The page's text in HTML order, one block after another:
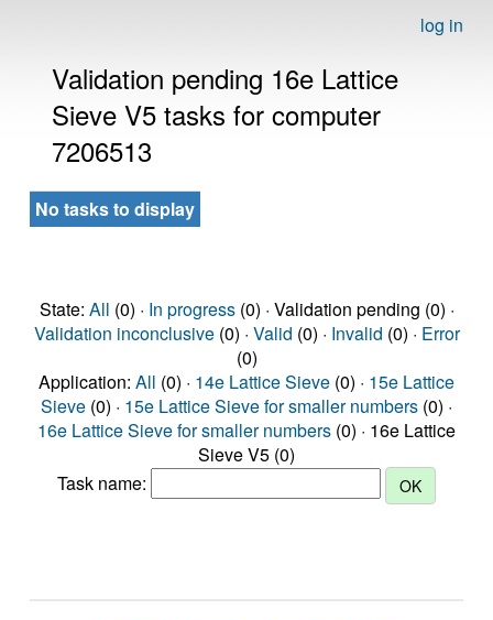
log in
Validation pending 16e Lattice
Sieve V5 tasks for computer
7206513
No tasks to display
State: All (0) · In progress(0) · Validation pending (0) ·
Validation inconclusive(0) · Valid (0) · Invalid (0) · Error
(0)
Application: All (0) · 14e Lattice Sieve (0) · 15e Lattice
Sieve (0) · 15e Lattice Sieve for smaller numbers (0) ·
16e Lattice Sieve for smaller numbers (0) · 16e Lattice
Sieve V5 (0)
Task name: